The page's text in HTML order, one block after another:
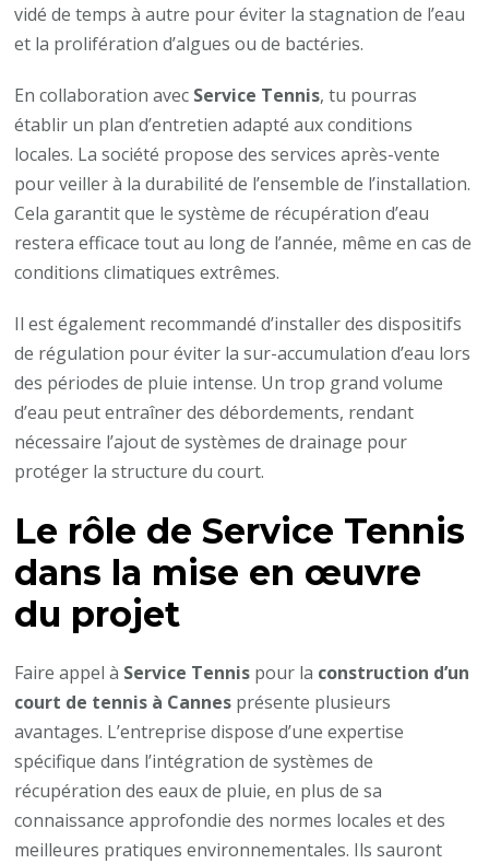
vidé de temps à autre pour éviter la stagnation de l’eau
et la prolifération d’algues ou de bactéries.
En collaboration avec Service Tennis, tu pourras
établir un plan d’entretien adapté aux conditions
locales. La société propose des services après-vente
pour veiller à la durabilité de l’ensemble de l’installation.
Cela garantit que le système de récupération d’eau
restera efficace tout au long de l’année, même en cas de
conditions climatiques extrêmes.
Il est également recommandé d’installer des dispositifs
de régulation pour éviter la sur-accumulation d’eau lors
des périodes de pluie intense. Un trop grand volume
d’eau peut entraîner des débordements, rendant
nécessaire l’ajout de systèmes de drainage pour
protéger la structure du court.
Le rôle deService Tennis
dans la mise en œuvre
du projet
Faire appel à Service Tennis pour la construction d’un
court de tennis à Cannes présente plusieurs
avantages. L’entreprise dispose d’une expertise
spécifique dans l’intégration de systèmes de
récupération des eaux de pluie, en plus de sa
connaissance approfondie des normes locales et des
meilleures pratiques environnementales. Ils sauront